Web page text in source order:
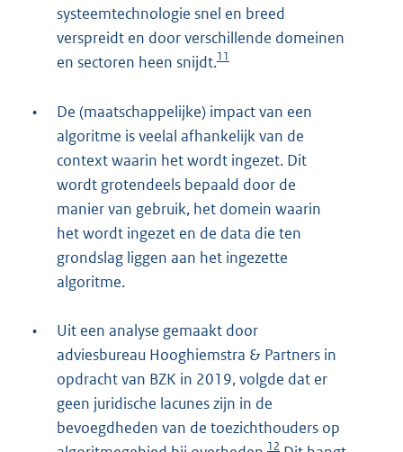
systeemtechnologie snel en breed
verspreidt en door verschillende domeinen
en sectoren heen snijdt.11
•
De (maatschappelijke) impact van een
algoritme is veelal afhankelijk van de
context waarin het wordt ingezet. Dit
wordt grotendeels bepaald door de
manier van gebruik, het domein waarin
het wordt ingezet en de data die ten
grondslag liggen aan het ingezette
algoritme.
•
Uit een analyse gemaakt door
adviesbureau Hooghiemstra & Partners in
opdracht van BZK in 2019, volgde dat er
geen juridische lacunes zijn in de
bevoegdheden van de toezichthouders op
12